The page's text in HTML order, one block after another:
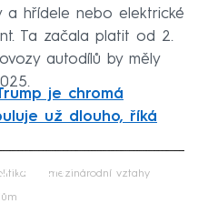
a hřídele nebo elektrické
Ta začala platit od 2.
autodílů by měly
je chromá
už dlouho, říká
fetchmezinárodní vztahy